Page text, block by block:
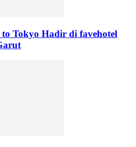
to Tokyo Hadir di favehotel